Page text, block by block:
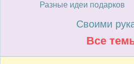
Разные идеи подарков
Своими
Все